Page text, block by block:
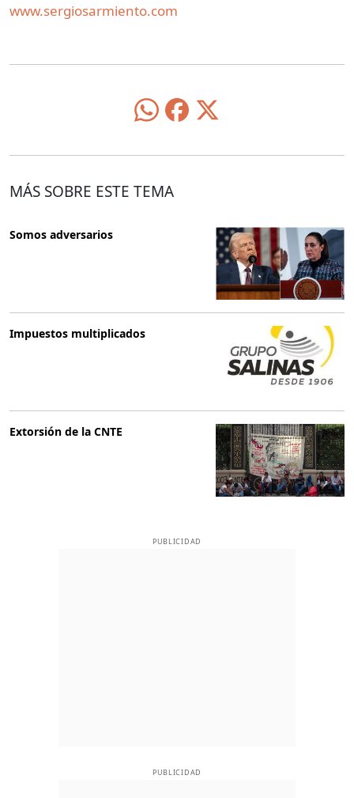
www.sergiosarmiento.com
MÁS SOBRE ESTE TEMA
Somos adversarios
Impuestos multiplicados
Extorsión de la CNTE
PUBLICIDAD
PUBLICIDAD